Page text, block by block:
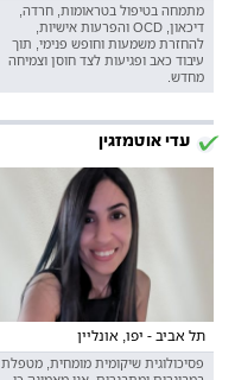
מתמחה בטיפול בטראומות, חרדה,
דיכאון, OCD והפרעות אישיות,
להחזרת משמעות וחופש פנימי, תוך
עיבוד כאב ופגיעות לצד חוסן וצמיחה
מחדש.
עדי אוטמזגין
תל אביב - יפו, אונליין
פסיכולוגית שיקומית מומחית, מטפלת